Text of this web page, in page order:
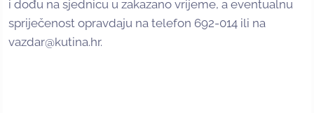
i dođu na sjednicu u zakazano vrijeme, a eventualnu
spriječenost opravdaju na telefon 692-014 ili na
vazdar@kutina.hr.